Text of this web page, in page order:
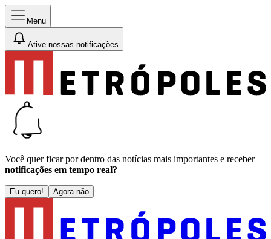
Menu
Ative nossas notificações
Você quer ficar por dentro das notícias mais importantes e receber
notificações em tempo real?
Eu quero! Agora não